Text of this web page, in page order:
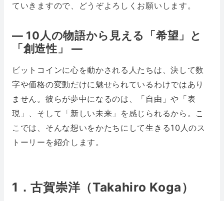
ていきますので、どうぞよろしくお願いします。
― 10人の物語から見える「希望」と
「創造性」 ―
ビットコインに心を動かされる人たちは、決して数
字や価格の変動だけに魅せられているわけではあり
ません。彼らが夢中になるのは、「自由」や「表
現」、そして「新しい未来」を感じられるから。こ
こでは、そんな想いをかたちにして生きる10人のス
トーリーを紹介します。
1．古賀崇洋（Takahiro Koga）